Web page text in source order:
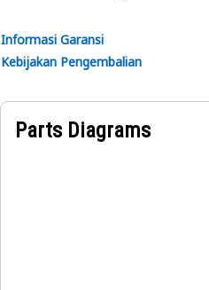
Informasi Garansi
Kebijakan Pengembalian
Parts Diagrams